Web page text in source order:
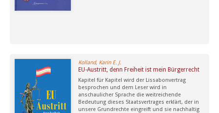
Kolland, Karin E. J.
EU-Austritt, denn Freiheit ist mein Bürgerrecht
Kapitel für Kapitel wird der Lissabonvertrag
besprochen und dem Leser wird in
anschaulicher Sprache die weitreichende
Bedeutung dieses Staatsvertrages erklärt, der in
unsere Grundrechte eingreift und sie nachhaltig